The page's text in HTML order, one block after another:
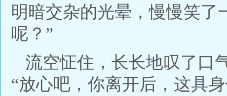
明暗交杂的光晕，慢慢笑了
呢？”
流空怔住，长长地叹了口
“放心吧，你离开后，这具